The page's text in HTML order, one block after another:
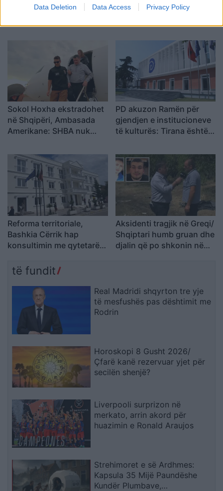
Data Deletion Data Access Privacy Policy
Memaliaj kundër reformës
refuzojnë bashkimin me
qeverisë/ Qytetarët
Ramës, nis grumbullimi në
sheshin “Skënderbej”:
Fuqia qëndron te
bashkimi
Sokol Hoxha ekstradohet
në Shqipëri, Ambasada
Amerikane: SHBA nuk
kriminelët që abuzojnë me
sistemin e emigracionit
PD akuzon Ramën për
gjendjen e institucioneve
të kulturës: Tirana është
dhe Cirk Kombëtar
Reforma territoriale,
Bashkia Cërrik hap
konsultimin me qytetarët,
udhëhiqet nga nevojat e
Aksidenti tragjik në Greqi/
Shqiptari humb gruan dhe
djalin që po shkonin në
të fundit
Real Madridi shqyrton tre yje
të mesfushës pas dështimit me
Rodrin
Horoskopi 8 Gusht 2026/
Çfarë kanë rezervuar yjet për
secilën shenjë?
Liverpooli surprizon në
merkato, arrin akord për
huazimin e Ronald Araujos
Strehimoret e së Ardhmes:
Kapsula 35 Mijë Paundëshe
Kundër Plumbave,